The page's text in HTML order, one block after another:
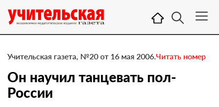
Учительская газета, №20 от 16 мая 2006.Читать номер
Он научил танцевать пол-
России